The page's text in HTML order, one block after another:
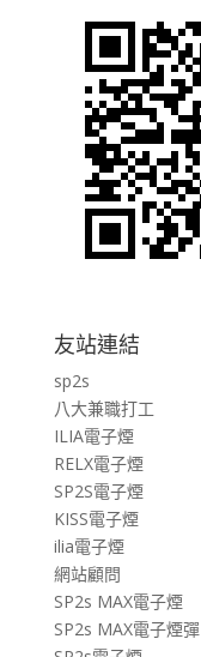
友站連結
sp2s
八大兼職打工
ILIA電子煙
RELX電子煙
SP2S電子煙
KISS電子煙
ilia電子煙
網站顧問
SP2s MAX電子煙
SP2s MAX電子煙彈